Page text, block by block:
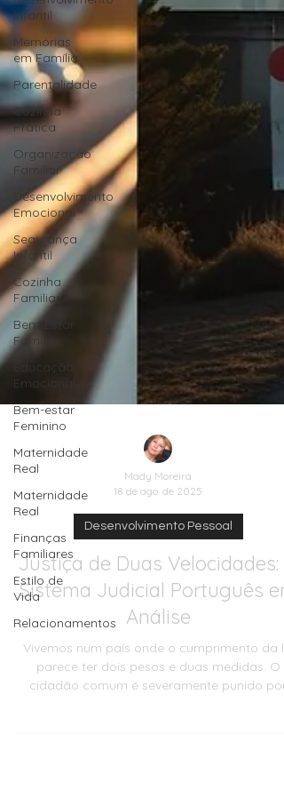
Infantil
Memórias
em Família
Parentalidade
Cozinha
Prática
Organização
Familiar
Desenvolvimento
Emocional
Segurança
Infantil
Cozinha
Familiar
Bem-Estar
Familiar
Educação
Emocional
Bem-estar
Feminino
Maternidade
Real
Maternidade
Real
Finanças
Familiares
Estilo de
Vida
Relacionamentos
Mady Moreira
18 de ago. de 2025
Desenvolvimento Pessoal
Justiça de Duas Velocidades:
Análise
Vivemos num país onde o cumprimento da